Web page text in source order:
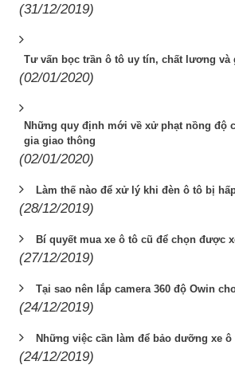
(31/12/2019)
Tư vấn bọc trần ô tô uy tín, chất lương và
(02/01/2020)
Những quy định mới về xử phạt nồng độ
gia giao thông
(02/01/2020)
Làm thế nào để xử lý khi đèn ô tô bị
(28/12/2019)
Bí quyết mua xe ô tô cũ để chọn được
(27/12/2019)
Tại sao nên lắp camera 360 độ Owin
(24/12/2019)
Những việc cần làm để bảo dưỡng xe
(24/12/2019)